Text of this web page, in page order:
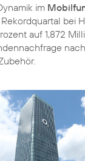
im
bei
auf 1,872